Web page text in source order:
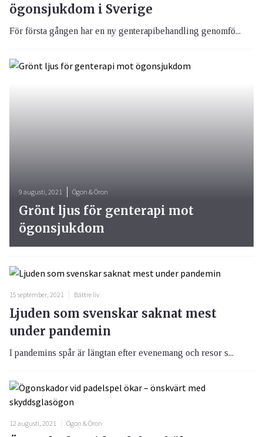
ögonsjukdom i Sverige
För första gången har en ny genterapibehandling genomfö...
15 september, 2021 Bättre liv
Ljuden som svenskar saknat mest
under pandemin
I pandemins spår är längtan efter evenemang och resor s...
12 augusti, 2021 Ögon & Öron
9 augusti, 2021 Ögon & Öron
Grönt ljus för genterapi mot
ögonsjukdom